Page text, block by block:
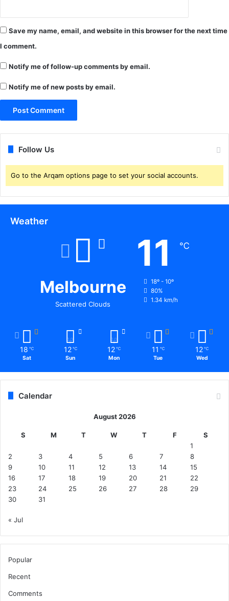
सु
ब्र
सा
(
9
का
स
यो
ज
न
Save my name, email, and website in this browser for the next time
I comment.
Notify me of follow-up comments by email.
Notify me of new posts by email.
Follow Us
Go to the Arqam options page to set your social accounts.
Weather
Melbourne
Scattered Clouds
11 ℃
18º - 10º
80%
1.34 km/h
18 ℃
Sat
12 ℃
Sun
12 ℃
Mon
11 ℃
Tue
12 ℃
Wed
Calendar
August 2026
S M T W T F
S
1
2
3 4 5 6 7
8
9
10 11 12 13 14
15
16
17 18 19 20 21
22
23
24 25 26 27 28
29
30
31
« Jul
Popular
Recent
Comments